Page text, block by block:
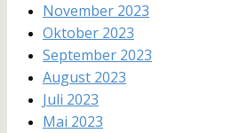
November 2023
Oktober 2023
September 2023
August 2023
Juli 2023
Mai 2023